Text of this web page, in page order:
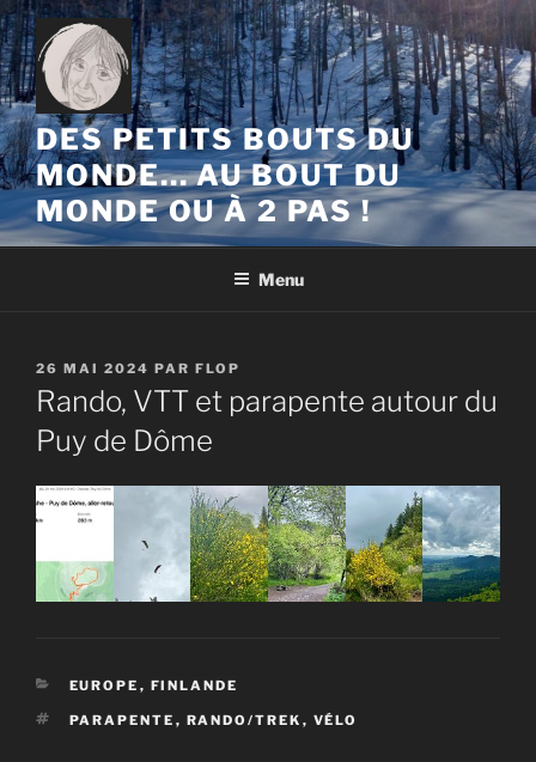
Aller
au
contenu
principal
DES PETITS BOUTS DU
MONDE… AU BOUT DU
MONDE OU À 2 PAS !
Menu
PUBLIÉ
LE
26 MAI 2024 PAR FLOP
Rando, VTT et parapente autour du
Puy de Dôme
CATÉGORIES
EUROPE , FINLANDE
ÉTIQUETTES
PARAPENTE , RANDO/TREK , VÉLO